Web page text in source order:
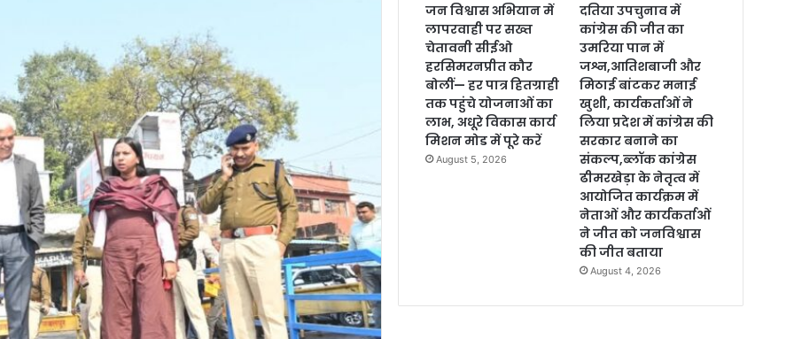
जन विश्वास अभियान में
लापरवाही पर सख्त
चेतावनी सीईओ
हरसिमरनप्रीत कौर
बोलीं— हर पात्र हितग्राही
तक पहुंचे योजनाओं का
लाभ, अधूरे विकास कार्य
मिशन मोड में पूरे करें
August 5, 2026
दतिया उपचुनाव में
कांग्रेस की जीत का
उमरिया पान में
जश्न,आतिशबाजी और
मिठाई बांटकर मनाई
खुशी, कार्यकर्ताओं ने
लिया प्रदेश में कांग्रेस की
सरकार बनाने का
संकल्प,ब्लॉक कांग्रेस
ढीमरखेड़ा के नेतृत्व में
आयोजित कार्यक्रम में
नेताओं और कार्यकर्ताओं
ने जीत को जनविश्वास
की जीत बताया
August 4, 2026